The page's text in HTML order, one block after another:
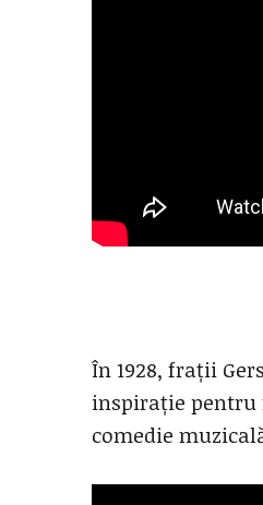
În 1928, frații
inspirație
comedie